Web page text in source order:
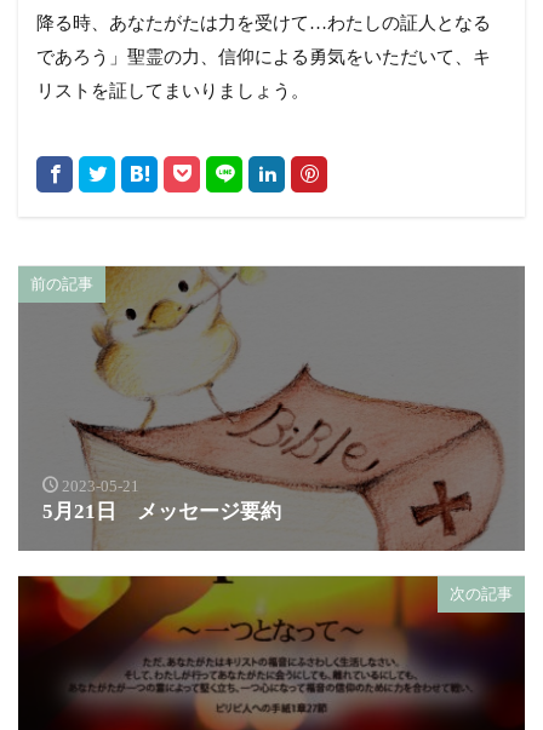
降る時、あなたがたは力を受けて…わたしの証人となる
であろう」聖霊の力、信仰による勇気をいただいて、キ
リストを証してまいりましょう。
前の記事
2023-05-21
5月21日 メッセージ要約
次の記事